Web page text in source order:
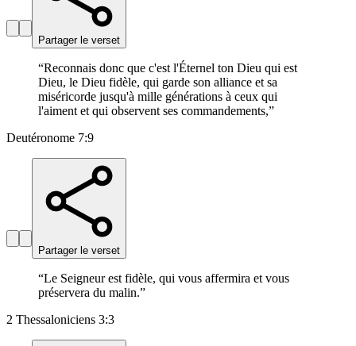
Partager le verset
“Reconnais donc que c'est l'Éternel ton Dieu qui est
Dieu, le Dieu fidèle, qui garde son alliance et sa
miséricorde jusqu'à mille générations à ceux qui
l'aiment et qui observent ses commandements,”
Deutéronome 7:9
Partager le verset
“Le Seigneur est fidèle, qui vous affermira et vous
préservera du malin.”
2 Thessaloniciens 3:3